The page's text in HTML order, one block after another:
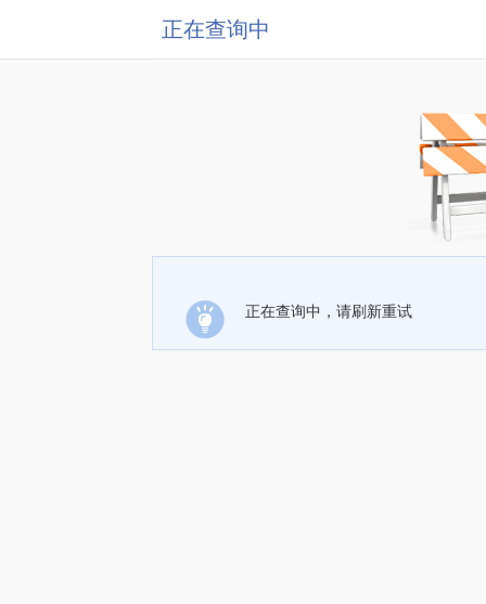
正在查询中
正在查询中，请刷新重试